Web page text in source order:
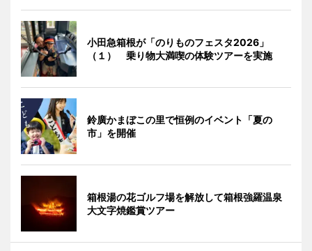
小田急箱根が「のりものフェスタ2026」
（１） 乗り物大満喫の体験ツアーを実施
鈴廣かまぼこの里で恒例のイベント「夏の
市」を開催
箱根湯の花ゴルフ場を解放して箱根強羅温泉
大文字焼鑑賞ツアー